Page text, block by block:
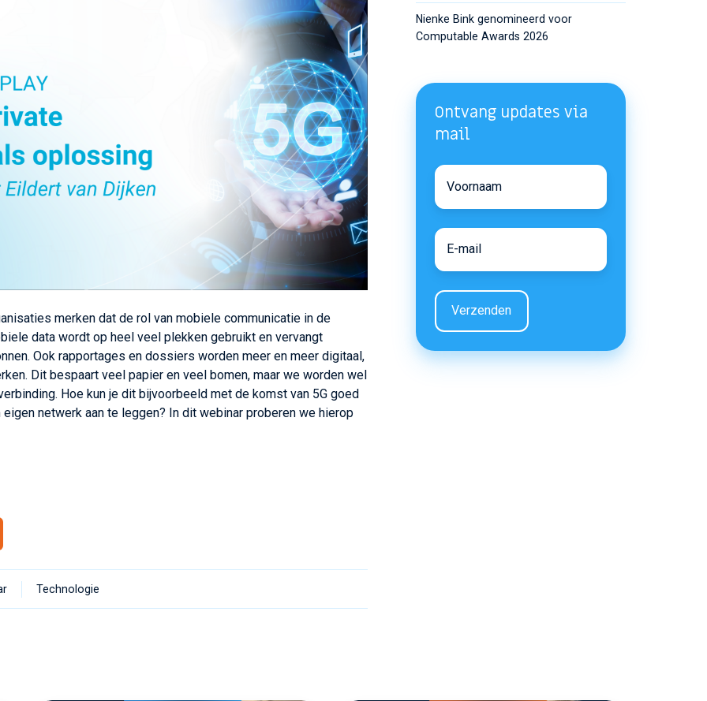
merken dat de rol van mobiele communicatie in de
data wordt op heel veel plekken gebruikt en vervangt
Ook rapportages en dossiers worden meer en meer digitaal,
Dit bespaart veel papier en veel bomen, maar we worden wel
Hoe kun je dit bijvoorbeeld met de komst van 5G goed
netwerk aan te leggen? In dit webinar proberen we hierop
Technologie
Nienke Bink genomineerd voor
Computable Awards 2026
Ontvang updates via
mail
Voornaam
Voornaam
E-
mail *
E-
mail